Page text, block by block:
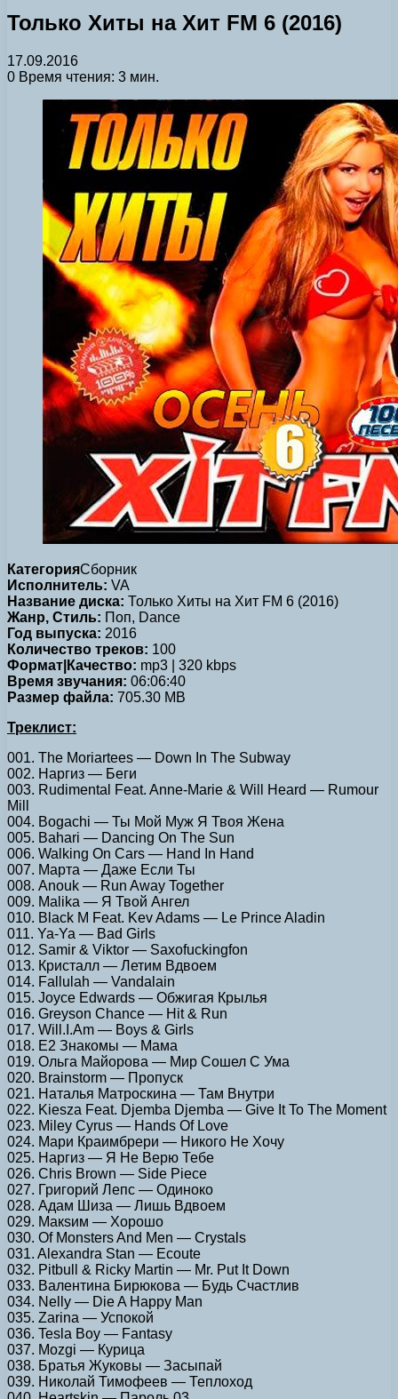
Только Хиты на Хит FM 6 (2016)
17.09.2016
0 Время чтения: 3 мин.
КатегорияСборник
Исполнитель: VA
Название диска: Только Хиты на Хит FM 6 (2016)
Жанр, Стиль: Поп, Dance
Год выпуска: 2016
Количество треков: 100
Формат|Качество: mp3 | 320 kbps
Время звучания: 06:06:40
Размер файла: 705.30 MB
Треклист:
001. The Moriartees — Down In The Subway
002. Наргиз — Беги
003. Rudimental Feat. Anne-Marie & Will Heard — Rumour
Mill
004. Bogachi — Ты Мой Муж Я Твоя Жена
005. Bahari — Dancing On The Sun
006. Walking On Cars — Hand In Hand
007. Марта — Даже Если Ты
008. Anouk — Run Away Together
009. Malika — Я Твой Ангел
010. Black M Feat. Kev Adams — Le Prince Aladin
011. Ya-Ya — Bad Girls
012. Samir & Viktor — Saxofuckingfon
013. Кристалл — Летим Вдвоем
014. Fallulah — Vandalain
015. Joyce Edwards — Обжигая Крылья
016. Greyson Chance — Hit & Run
017. Will.I.Am — Boys & Girls
018. Е2 Знакомы — Мама
019. Ольга Майорова — Мир Сошел С Ума
020. Brainstorm — Пропуск
021. Наталья Матроскина — Там Внутри
022. Kiesza Feat. Djemba Djemba — Give It To The Moment
023. Miley Cyrus — Hands Of Love
024. Мари Краимбрери — Никого Не Хочу
025. Наргиз — Я Не Верю Тебе
026. Chris Brown — Side Piece
027. Григорий Лепс — Одиноко
028. Адам Шиза — Лишь Вдвоем
029. Макsим — Хорошо
030. Of Monsters And Men — Crystals
031. Alexandra Stan — Ecoute
032. Pitbull & Ricky Martin — Mr. Put It Down
033. Валентина Бирюкова — Будь Счастлив
034. Nelly — Die A Happy Man
035. Zarina — Успокой
036. Tesla Boy — Fantasy
037. Mozgi — Курица
038. Братья Жуковы — Засыпай
039. Николай Тимофеев — Теплоход